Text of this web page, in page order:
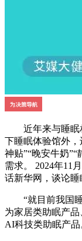
近年来与睡眠
下睡眠体验馆外，
神贴”“晚安牛奶
需求。 2024年11
话新华网，谈论睡
“就目前我国睡
为家居类助眠产
AI科技类助眠产品